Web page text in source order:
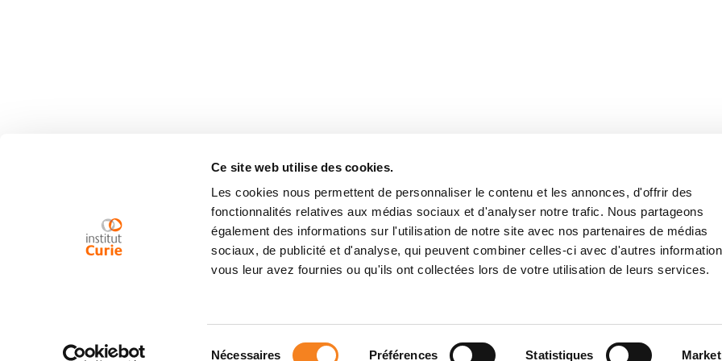
Ce site web utilise des cookies.
Les cookies nous permettent de personnaliser le contenu et les annonces, d'offrir des
fonctionnalités relatives aux médias sociaux et d'analyser notre trafic. Nous partageons
également des informations sur l'utilisation de notre site avec nos partenaires de médias
sociaux, de publicité et d'analyse, qui peuvent combiner celles-ci avec d'autres
vous leur avez fournies ou qu'ils ont collectées lors de votre utilisation de leurs services.
Nécessaires Préférences Statistiques
Mentions légales